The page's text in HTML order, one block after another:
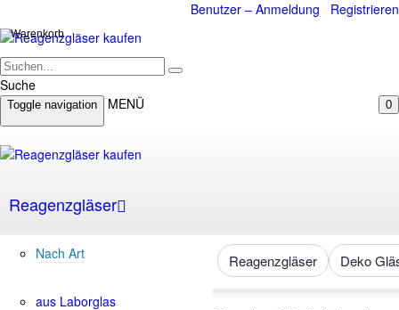
Benutzer – Anmeldung Registrieren
Suche
0
Warenkorb
Toggle navigation MENÜ
Reagenzgläser
Nach Art
aus Laborglas
Reagenzgläser Deko